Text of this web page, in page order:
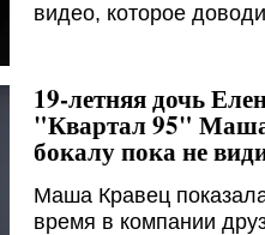
видео, которое
19-летняя дочь
"Квартал 95"
бокалу пока не
Маша Кравец
время в компании